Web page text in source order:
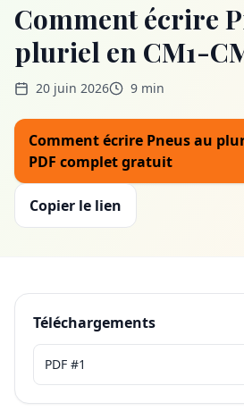
Comment écrire
pluriel en CM1-
20 juin 2026 9 min
Comment écrire Pneus au
PDF complet gratuit
Copier le lien
Téléchargements
PDF #1